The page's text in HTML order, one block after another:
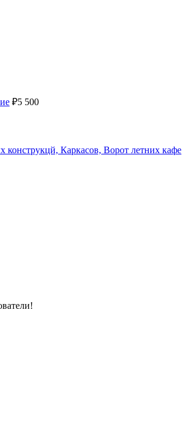
₽5 500
Каркасов, Ворот летних кафе